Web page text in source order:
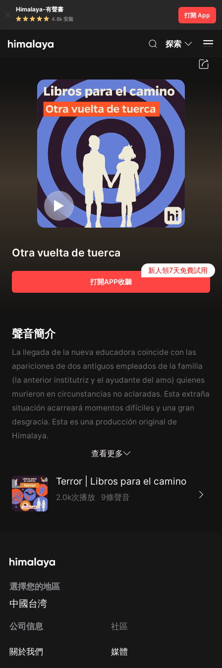
Himalaya-有聲書
4.8k 安裝
打開 App
探索
Otra vuelta de tuerca
打開APP收聽
新人領7天免費試用
聲音簡介
La llegada de la nueva educadora coincide con las
apariciones de dos antiguos empleados de la familia
(la anterior institutriz y el ayudante del amo) quienes
murieron en circunstancias no aclaradas. Esta extraña
situación acarreará momentos difíciles y una gran
desgracia. Esta es una producción original de
Himalaya.
查看更多
Terror | Libros para el camino
2.0k次播放 9條聲音
選擇您的地區
中國台湾
公司信息
關於我們
社區
媒體